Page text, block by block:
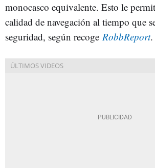
monocasco equivalente. Esto le
calidad de navegación al tiempo que
seguridad, según recoge RobbReport.